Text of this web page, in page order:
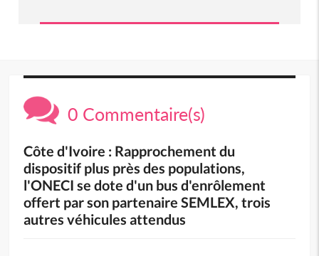
0 Commentaire(s)
Côte d'Ivoire : Rapprochement du
dispositif plus près des populations,
l'ONECI se dote d'un bus d'enrôlement
offert par son partenaire SEMLEX, trois
autres véhicules attendus